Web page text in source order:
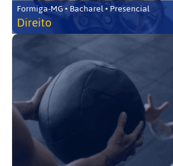
Formiga-MG • Bacharel • Presencial
Direito